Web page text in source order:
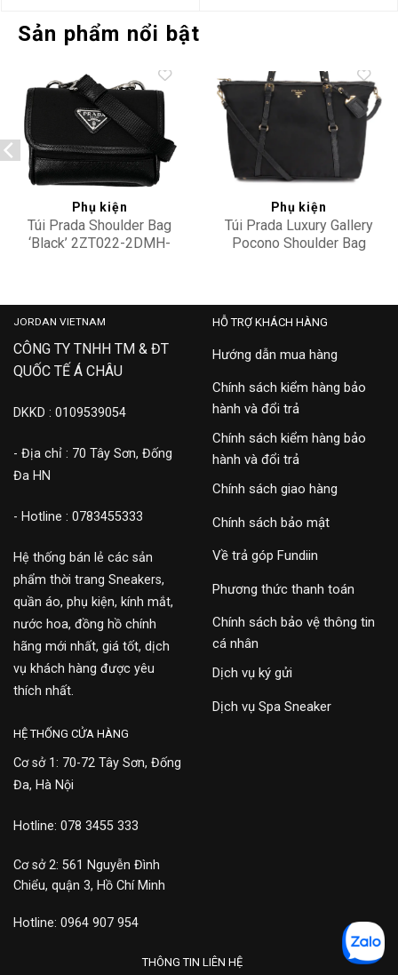
Sản phẩm nổi bật
Add to
wishlist
Phụ kiện
Túi Prada Shoulder Bag
‘Black’ 2ZT022-2DMH-
Add to
wishlist
Phụ kiện
Túi Prada Luxury Gallery
Pocono Shoulder Bag
JORDAN VIETNAM
CÔNG TY TNHH TM & ĐT
QUỐC TẾ Á CHÂU
DKKD : 0109539054
- Địa chỉ : 70 Tây Sơn, Đống
Đa HN
- Hotline : 0783455333
Hệ thống bán lẻ các sản
phẩm thời trang Sneakers,
quần áo, phụ kiện, kính mắt,
nước hoa, đồng hồ chính
hãng mới nhất, giá tốt, dịch
vụ khách hàng được yêu
thích nhất.
HỖ TRỢ KHÁCH HÀNG
Hướng dẫn mua hàng
Chính sách kiểm hàng bảo
hành và đổi trả
Chính sách kiểm hàng bảo
hành và đổi trả
Chính sách giao hàng
Chính sách bảo mật
Về trả góp Fundiin
Phương thức thanh toán
Chính sách bảo vệ thông tin
cá nhân
Dịch vụ ký gửi
Dịch vụ Spa Sneaker
HỆ THỐNG CỬA HÀNG
Cơ sở 1: 70-72 Tây Sơn, Đống
Đa, Hà Nội
Hotline: 078 3455 333
Cơ sở 2: 561 Nguyễn Đình
Chiểu, quận 3, Hồ Chí Minh
Hotline: 0964 907 954
THÔNG TIN LIÊN HỆ